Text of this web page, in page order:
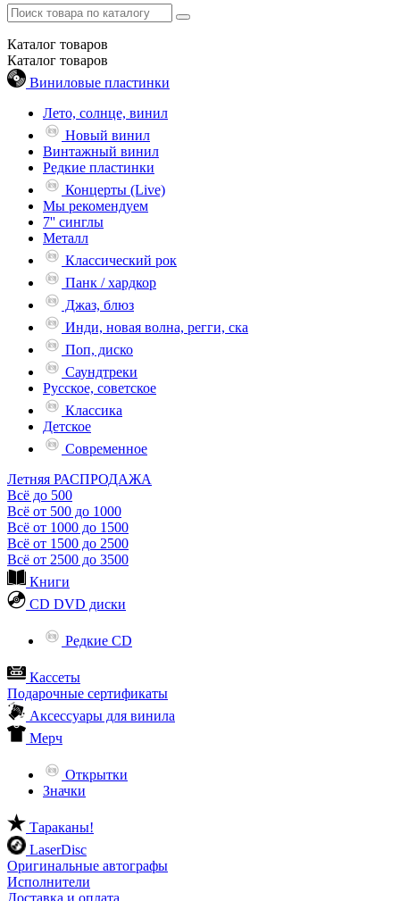
Каталог товаров
Каталог товаров
Виниловые пластинки
Лето, солнце, винил
Новый винил
Винтажный винил
Редкие пластинки
Концерты (Live)
Мы рекомендуем
7'' синглы
Металл
Классический рок
Панк / хардкор
Джаз, блюз
Инди, новая волна, регги, ска
Поп, диско
Саундтреки
Русское, советское
Классика
Детское
Современное
Летняя РАСПРОДАЖА
Всё до 500
Всё от 500 до 1000
Всё от 1000 до 1500
Всё от 1500 до 2500
Всё от 2500 до 3500
Книги
CD DVD диски
Редкие CD
Кассеты
Подарочные сертификаты
Аксессуары для винила
Мерч
Открытки
Значки
Тараканы!
LaserDisc
Оригинальные автографы
Исполнители
Доставка и оплата